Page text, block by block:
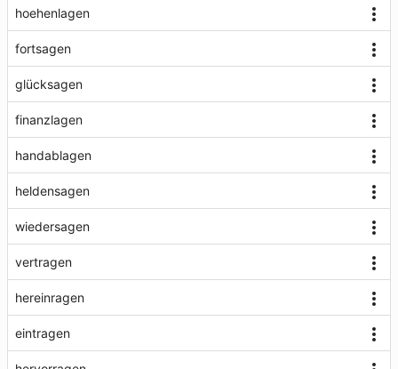
hoehenlagen
fortsagen
glücksagen
finanzlagen
handablagen
heldensagen
wiedersagen
vertragen
hereinragen
eintragen